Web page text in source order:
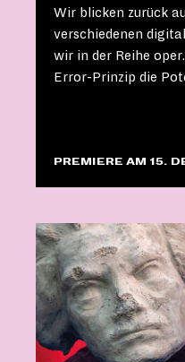
Wir blicken zurück
verschiedenen
wir in der Reihe
Error-Prinzip die
PREMIERE AM 15.